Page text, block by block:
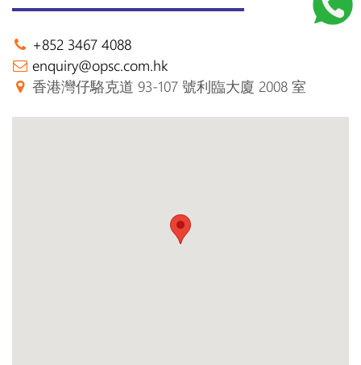
+852 3467 4088
enquiry@opsc.com.hk
香港灣仔駱克道 93-107 號利臨大廈 2008 室